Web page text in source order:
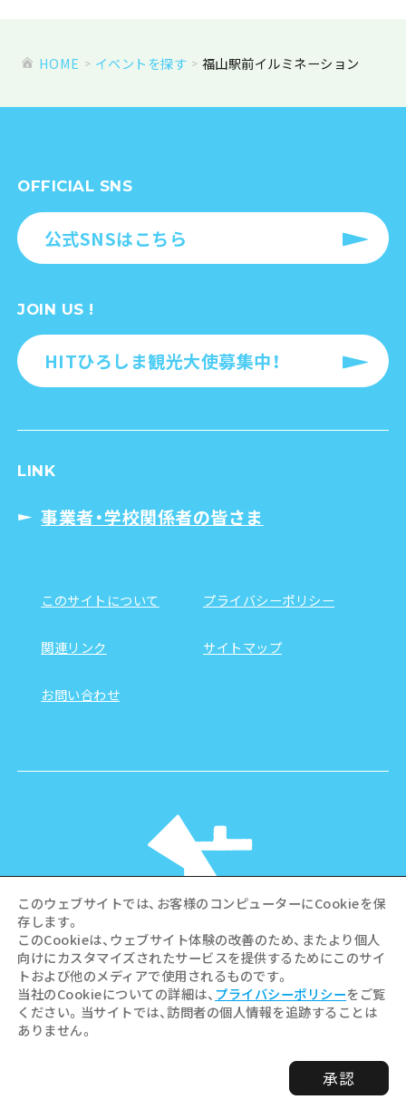
HOME イベントを探す 福山駅前イルミネーション
OFFICIAL SNS
公式SNSはこちら
JOIN US !
HITひろしま観光大使募集中！
LINK
事業者・学校関係者の皆さま
このサイトについて プライバシーポリシー
関連リンク サイトマップ
お問い合わせ
©Hiroshima Tourism Association /
Hiroshima Prefecture / Hiroshima City .
All rights reserved
このウェブサイトでは、お客様のコンピューターにCookieを保
存します。
このCookieは、ウェブサイト体験の改善のため、またより個人
向けにカスタマイズされたサービスを提供するためにこのサイ
トおよび他のメディアで使用されるものです。
当社のCookieについての詳細は、 プライバシーポリシーをご覧
ください。当サイトでは、訪問者の個人情報を追跡することは
ありません。
承認